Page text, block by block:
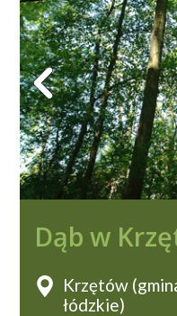
Dąb w
Krzętów
łódzkie)